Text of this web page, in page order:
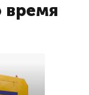
время